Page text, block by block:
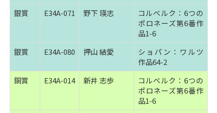
銀賞
E34A-071 野下 瑛志
コルベルク：6つの
ポロネーズ第6番作
品1-6
銀賞
E34A-080 押山 結愛
ショパン：ワルツ
作品64-2
銅賞
E34A-014 新井 志歩
コルベルク：6つの
ポロネーズ第6番作
品1-6